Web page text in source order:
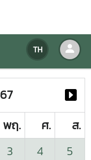
TH
วยงาน
พฤ. ศ.
ส.
3 4
5